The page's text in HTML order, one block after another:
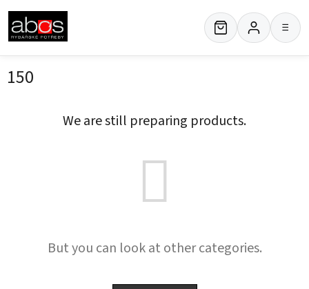
content
≡
150
We are still preparing products.
But you can look at other categories.